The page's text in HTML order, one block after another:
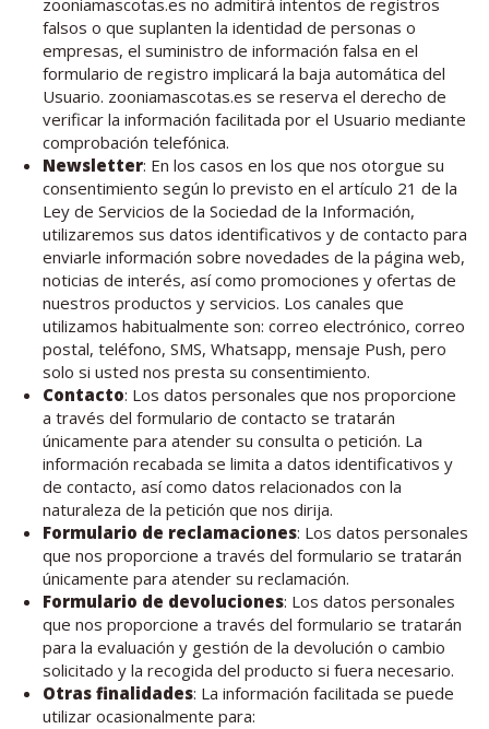
zooniamascotas.es no admitirá intentos de registros
falsos o que suplanten la identidad de personas o
empresas, el suministro de información falsa en el
formulario de registro implicará la baja automática del
Usuario. zooniamascotas.es se reserva el derecho de
verificar la información facilitada por el Usuario mediante
comprobación telefónica.
Newsletter: En los casos en los que nos otorgue su
consentimiento según lo previsto en el artículo 21 de la
Ley de Servicios de la Sociedad de la Información,
utilizaremos sus datos identificativos y de contacto para
enviarle información sobre novedades de la página web,
noticias de interés, así como promociones y ofertas de
nuestros productos y servicios. Los canales que
utilizamos habitualmente son: correo electrónico, correo
postal, teléfono, SMS, Whatsapp, mensaje Push, pero
solo si usted nos presta su consentimiento.
Contacto: Los datos personales que nos proporcione
a través del formulario de contacto se tratarán
únicamente para atender su consulta o petición. La
información recabada se limita a datos identificativos y
de contacto, así como datos relacionados con la
naturaleza de la petición que nos dirija.
Formulario de reclamaciones: Los datos personales
que nos proporcione a través del formulario se tratarán
únicamente para atender su reclamación.
Formulario de devoluciones: Los datos personales
que nos proporcione a través del formulario se tratarán
para la evaluación y gestión de la devolución o cambio
solicitado y la recogida del producto si fuera necesario.
Otras finalidades: La información facilitada se puede
utilizar ocasionalmente para: